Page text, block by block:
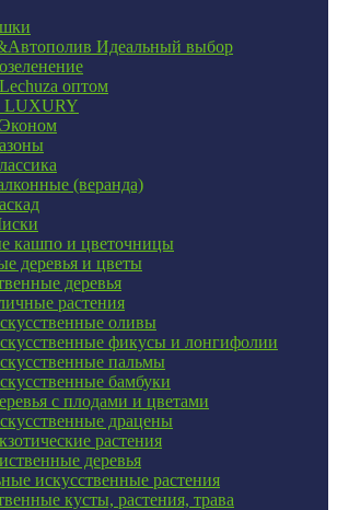
Идеальный выбор
оптом
LUXURY
(веранда)
кашпо и цветочницы
деревья и цветы
деревья
растения
оливы
фикусы и лонгифолии
пальмы
бамбуки
с плодами и цветами
драцены
растения
деревья
искусственные растения
кусты, растения, трава